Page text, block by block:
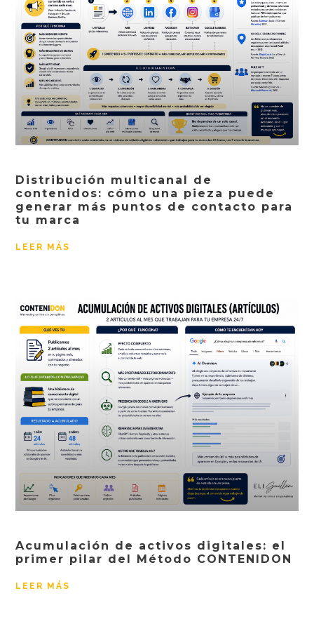
Distribución multicanal de
contenidos: cómo una pieza puede
generar más puntos de contacto para
tu marca
LEER MÁS
Acumulación de activos digitales: el
primer pilar del Método CONTENIDON
LEER MÁS